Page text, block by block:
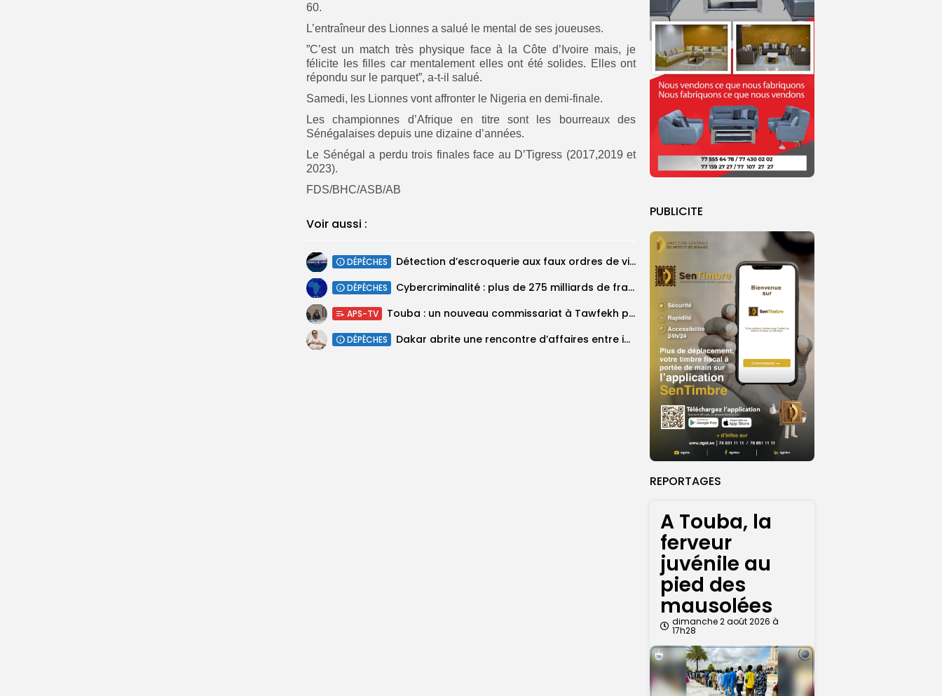
PUBLICITE
REPORTAGES
A Touba, la
ferveur
juvénile au
pied des
mausolées
dimanche 2 août 2026 à
17h28
60.
L’entraîneur des Lionnes a salué le mental de ses joueuses.
”C’est un match très physique face à la Côte d’Ivoire mais, je
félicite les filles car mentalement elles ont été solides. Elles ont
répondu sur le parquet”, a-t-il salué.
Samedi, les Lionnes vont affronter le Nigeria en demi-finale.
Les championnes d’Afrique en titre sont les bourreaux des
Sénégalaises depuis une dizaine d’années.
Le Sénégal a perdu trois finales face au D’Tigress (2017,2019 et
2023).
FDS/BHC/ASB/AB
Voir aussi :
DÉPÊCHES Détection d’escroquerie aux faux ordres de virement : l’Afrique de l’Ouest, région la...
DÉPÊCHES Cybercriminalité : plus de 275 milliards de francs Cfa de pertes enregistrées en...
APS-TV Touba : un nouveau commissariat à Tawfekh pour consolider le dispositif sécuritaire...
DÉPÊCHES Dakar abrite une rencontre d’affaires entre investisseurs colombiens et sénégalais, à partir...